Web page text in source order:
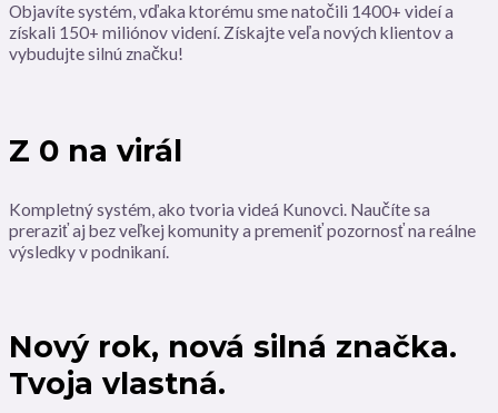
Objavíte systém, vďaka ktorému sme natočili 1400+ videí a
získali 150+ miliónov videní. Získajte veľa nových klientov a
vybudujte silnú značku!
Z 0 na virál
Kompletný systém, ako tvoria videá Kunovci. Naučíte sa
preraziť aj bez veľkej komunity a premeniť pozornosť na reálne
výsledky v podnikaní.
Nový rok, nová silná značka.
Tvoja vlastná.